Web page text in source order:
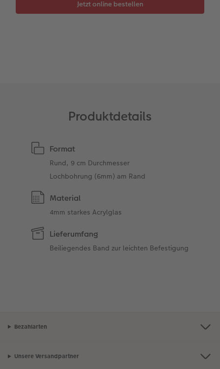
Produktdetails
Format
Rund, 9 cm Durchmesser
Lochbohrung (6mm) am Rand
Material
4mm starkes Acrylglas
Lieferumfang
Beiliegendes Band zur leichten Befestigung
Bezahlarten
Unsere Versandpartner